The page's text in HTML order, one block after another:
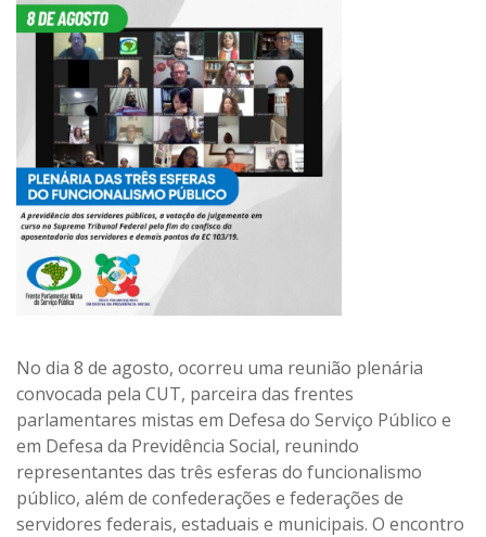
No dia 8 de agosto, ocorreu uma reunião plenária
convocada pela CUT, parceira das frentes
parlamentares mistas em Defesa do Serviço Público e
em Defesa da Previdência Social, reunindo
representantes das três esferas do funcionalismo
público, além de confederações e federações de
servidores federais, estaduais e municipais. O encontro